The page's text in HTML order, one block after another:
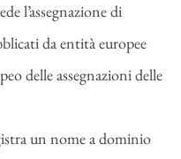
l’assegnazione di
da entità europee
delle assegnazioni delle
un nome a dominio